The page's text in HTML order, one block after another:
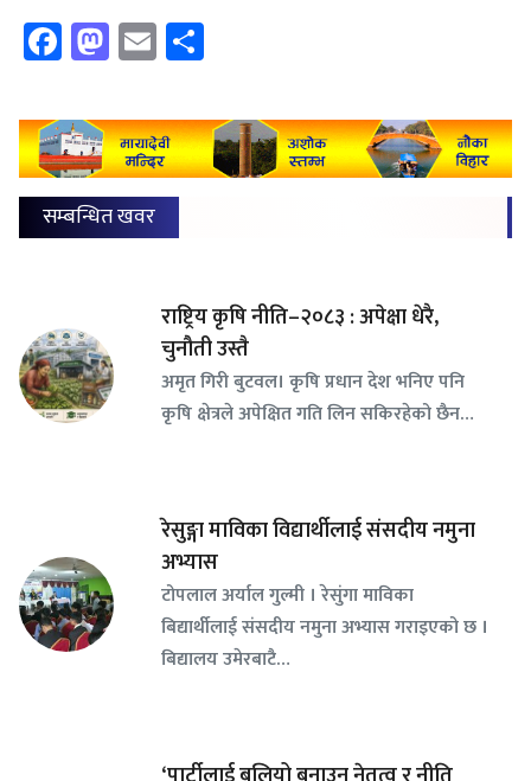
Facebook
Mastodon
Email
सम्बन्धित खवर
राष्ट्रिय कृषि नीति–२०८३ : अपेक्षा धेरै,
चुनौती उस्तै
अमृत गिरी बुटवल। कृषि प्रधान देश भनिए पनि
कृषि क्षेत्रले अपेक्षित गति लिन सकिरहेको छैन…
रेसुङ्गा माविका विद्यार्थीलाई संसदीय नमुना
अभ्यास
टोपलाल अर्याल गुल्मी । रेसुंगा माविका
बिद्यार्थीलाई संसदीय नमुना अभ्यास गराइएको छ ।
बिद्यालय उमेरबाटै…